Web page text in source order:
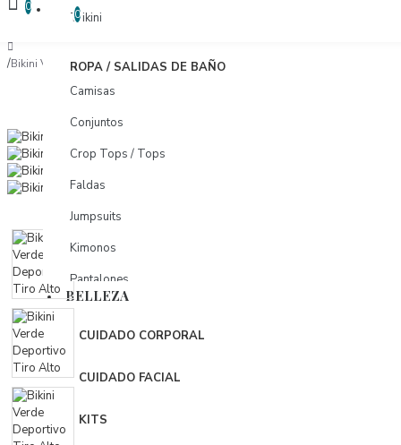
COMPARAR
0
Trikini
ROPA / SALIDAS DE BAÑO
Camisas
Conjuntos
Crop Tops / Tops
Faldas
Jumpsuits
Kimonos
Pantalones
Pareos
Shorts
Tunicas
BELLEZA
CUIDADO CORPORAL
CUIDADO FACIAL
KITS
0
Bikini Verde Deportivo Tiro Alto